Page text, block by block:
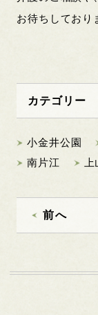
お待ちしており
カテゴリー
小金井公園
南片江
前へ